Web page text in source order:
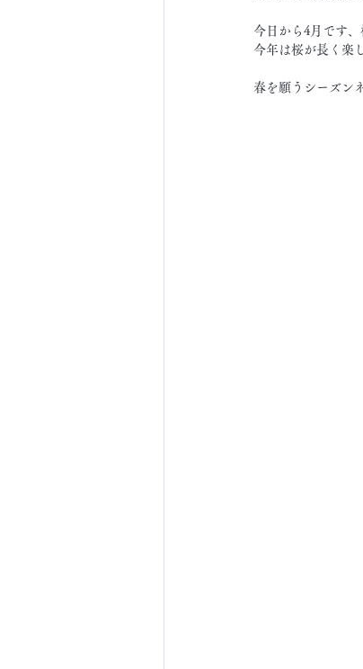
今日から4月です
今年は桜が長く楽
春を願うシーズン